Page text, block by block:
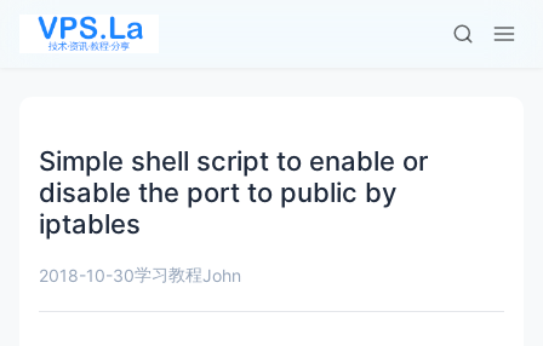
Simple shell script to enable or
disable the port to public by
iptables
2018-10-30学习教程John